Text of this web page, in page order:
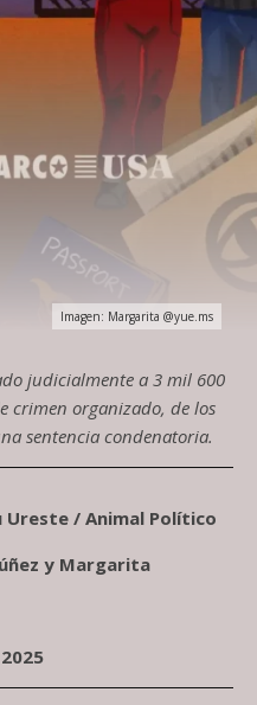
Imagen: Margarita @yue.ms
judicialmente a 3 mil 600
crimen organizado, de los
sentencia condenatoria.
/ Animal Político
y Margarita